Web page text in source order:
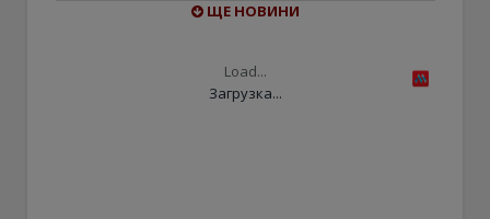
ЩЕ НОВИНИ
Load...
Загрузка...